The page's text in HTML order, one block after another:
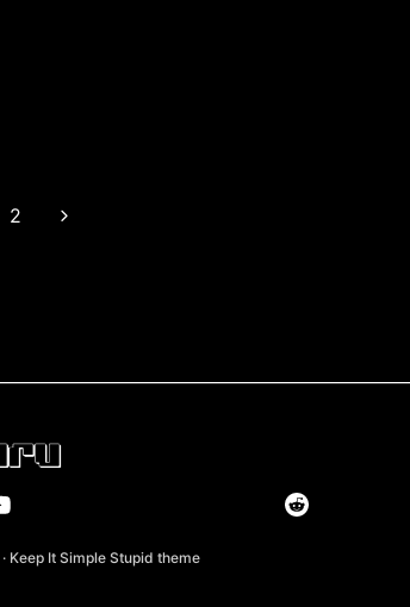
2
· Keep It Simple Stupid theme